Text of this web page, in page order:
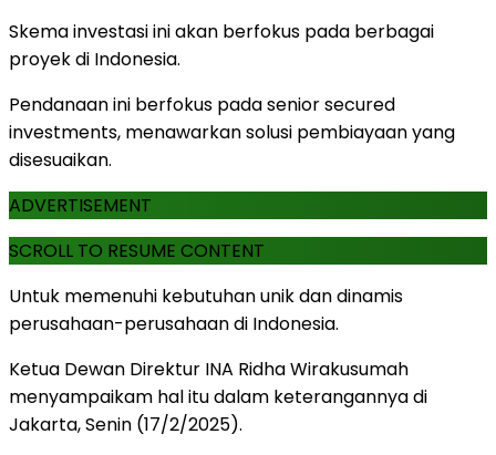
Skema investasi ini akan berfokus pada berbagai
proyek di Indonesia.
Pendanaan ini berfokus pada senior secured
investments, menawarkan solusi pembiayaan yang
disesuaikan.
ADVERTISEMENT
SCROLL TO RESUME CONTENT
Untuk memenuhi kebutuhan unik dan dinamis
perusahaan-perusahaan di Indonesia.
Ketua Dewan Direktur INA Ridha Wirakusumah
menyampaikam hal itu dalam keterangannya di
Jakarta, Senin (17/2/2025).